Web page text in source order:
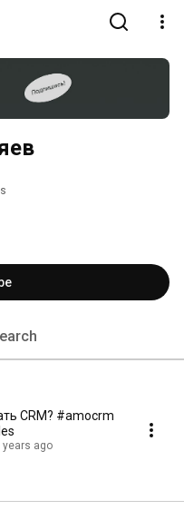
CRM? #amocrm
years ago